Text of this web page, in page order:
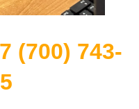
(700) 743-